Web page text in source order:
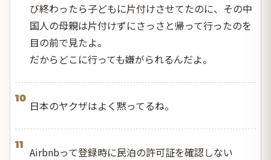
び終わったら子どもに片付けさせてたのに、その中
国人の母親は片付けずにさっさと帰って行ったのを
目の前で見たよ。
だからどこに行っても嫌がられるんだよ。
10
日本のヤクザはよく黙ってるね。
11
Airbnbって登録時に民泊の許可証を確認しない